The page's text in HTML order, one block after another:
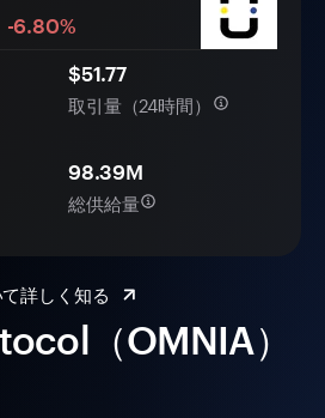
（OMNIA）
-6.80%
$51.77
取引量（24時間）
98.39M
総供給量
詳しく知る